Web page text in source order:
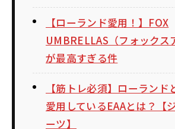
【ローランド愛用！】FOX
UMBRELLAS（フォックス
が最高すぎる件
【筋トレ必須】ローランド
愛用しているEAAとは？【
ーツ】